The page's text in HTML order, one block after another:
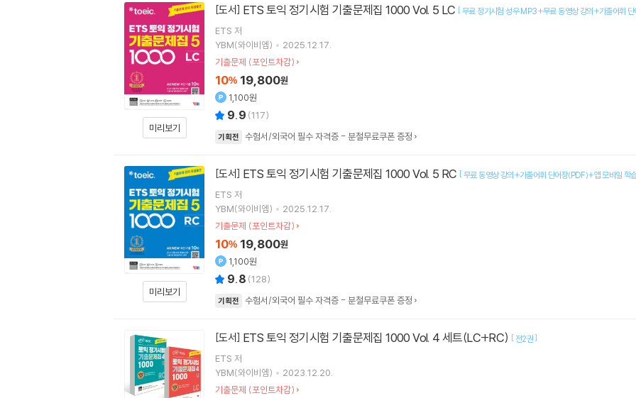
미리보기
[도서] ETS 토익 정기시험 기출문제집 1000 Vol. 5 LC [무료 정기시험 성우 MP3+무료 동영상 강의+기출어휘
ETS 저
YBM(와이비엠)
2025.12.17.
기출문제 (포인트차감)
10% 19,800원
1,100원
9.9 (117)
기획전 수험서/외국어 필수 자격증 - 분철무료쿠폰 증정
미리보기
[도서] ETS 토익 정기시험 기출문제집 1000 Vol. 5 RC [무료 동영상 강의+기출어휘 단어장(PDF)+앱 모바일 학
ETS 저
YBM(와이비엠)
2025.12.17.
기출문제 (포인트차감)
10% 19,800원
1,100원
9.8 (128)
기획전 수험서/외국어 필수 자격증 - 분철무료쿠폰 증정
[도서] ETS 토익 정기시험 기출문제집 1000 Vol. 4 세트(LC+RC) [ 전2권]
ETS 저
YBM(와이비엠)
2023.12.20.
기출문제 (포인트차감)